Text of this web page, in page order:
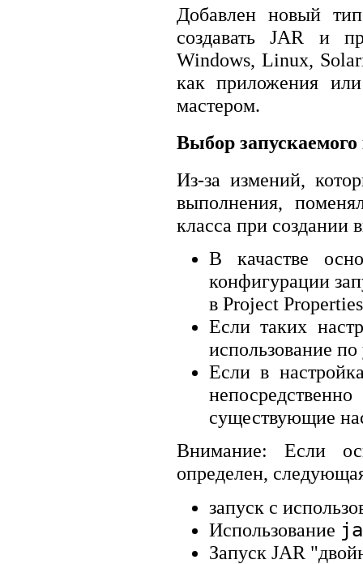
Добавлен новый
создавать JAR и
Windows, Linux,
как приложения
мастером.
Выбор
Из-за измений,
выполнения,
класса при
В качастве
конфигурации
в Project
Если таких
использование
Если в
существующие
Внимание: Если
определен,
запуск с
Использование
Запуск JAR